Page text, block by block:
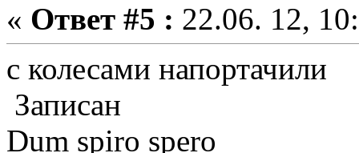
« Ответ #5 : 22.06. 12,
с колесами напортачили
Записан
Dum spiro spero